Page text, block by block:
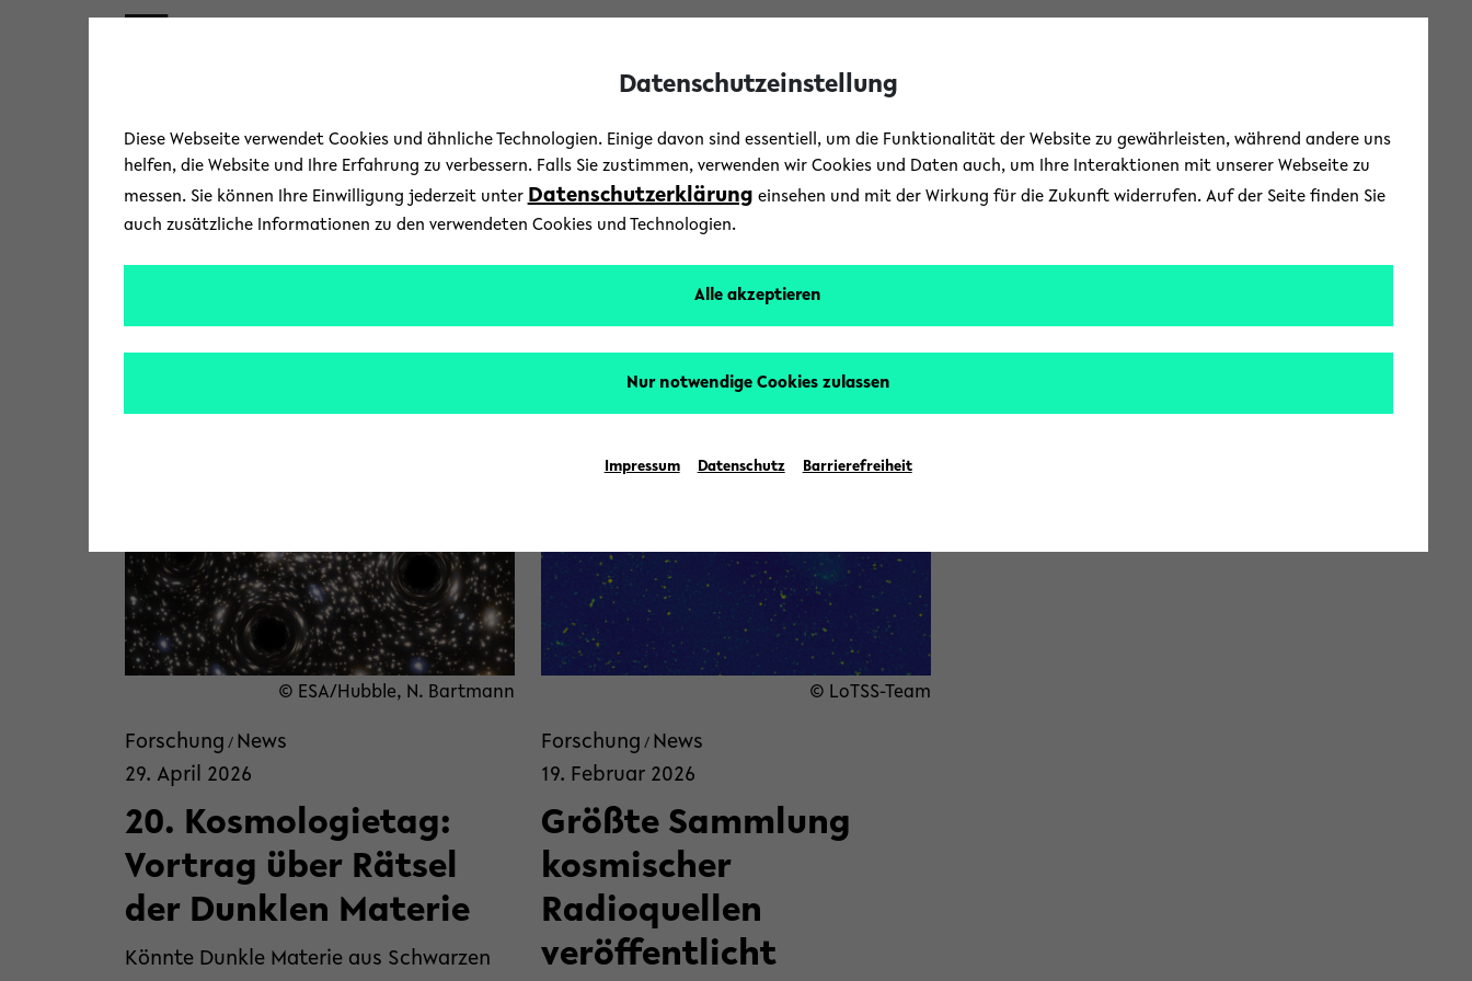
Skip to main content
« Zurück zur Übersicht
ANBauEn
© ESA/Hubble, N. Bartmann
Forschung / News
29. April 2026
20. Kosmologietag:
Vortrag über Rätsel
der Dunklen Materie
Könnte Dunkle Materie aus Schwarzen
© LoTSS-Team
Forschung / News
19. Februar 2026
Größte Sammlung
kosmischer
Radioquellen
veröffentlicht
Datenschutzeinstellung
Diese Webseite verwendet Cookies und ähnliche Technologien. Einige davon sind essentiell, um die Funktionalität der Website zu gewährleisten, während andere uns
helfen, die Website und Ihre Erfahrung zu verbessern. Falls Sie zustimmen, verwenden wir Cookies und Daten auch, um Ihre Interaktionen mit unserer Webseite zu
messen. Sie können Ihre Einwilligung jederzeit unter Datenschutzerklärung einsehen und mit der Wirkung für die Zukunft widerrufen. Auf der Seite finden Sie
auch zusätzliche Informationen zu den verwendeten Cookies und Technologien.
Alle akzeptieren
Nur notwendige Cookies zulassen
Impressum Datenschutz Barrierefreiheit